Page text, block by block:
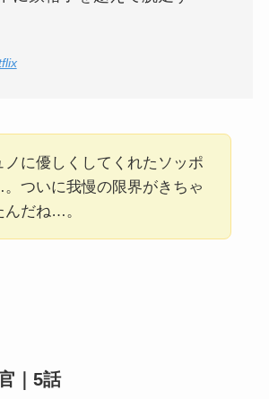
ノに優しくしてくれたソッポ
ついに我慢の限界がきちゃ
んだね…。
｜5話